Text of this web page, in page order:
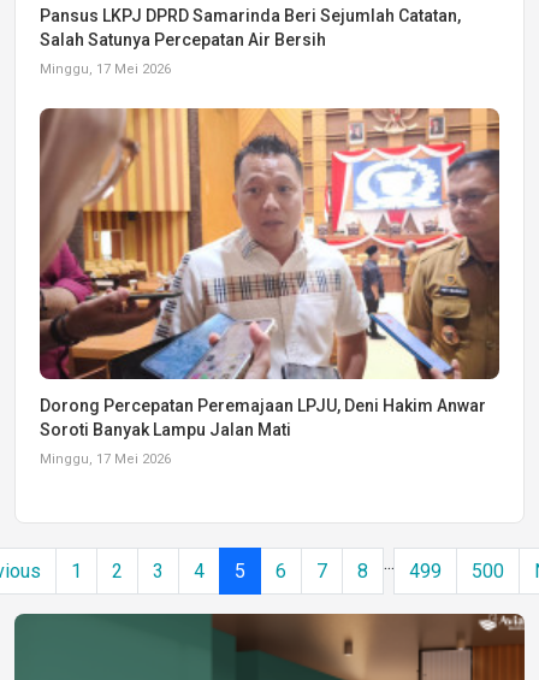
Pansus LKPJ DPRD Samarinda Beri Sejumlah Catatan,
Salah Satunya Percepatan Air Bersih
Minggu, 17 Mei 2026
Dorong Percepatan Peremajaan LPJU, Deni Hakim Anwar
Soroti Banyak Lampu Jalan Mati
Minggu, 17 Mei 2026
1 2 3 4 5 6 7 8 ... 499 500